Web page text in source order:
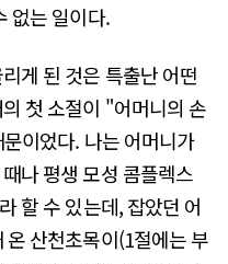
없는 일이다.
게 된 것은 특출난 어떤
첫 소절이 "어머니의 손
이었다. 나는 어머니가
나 평생 모성 콤플렉스
할 수 있는데, 잡았던 어
산천초목이(1절에는 부